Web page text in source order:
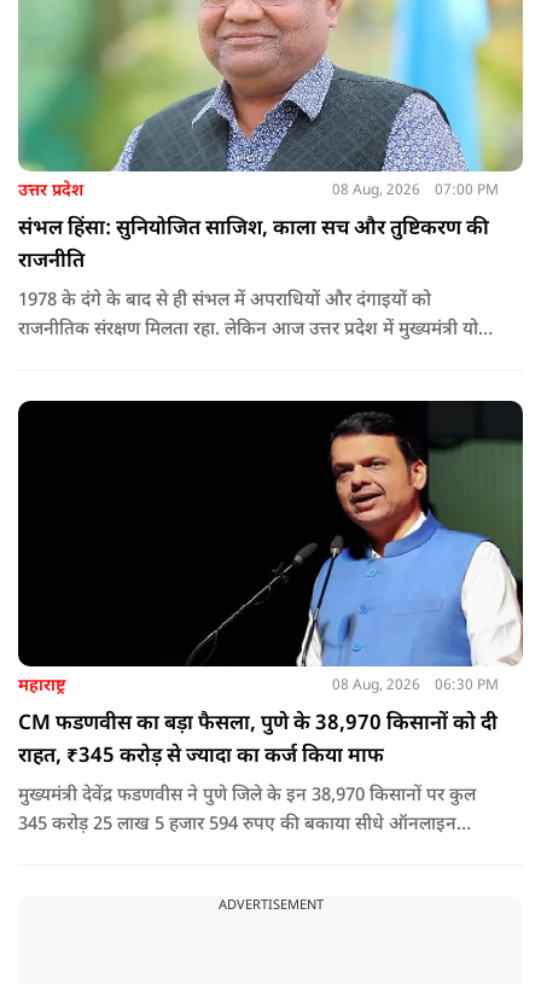
उत्तर प्रदेश 08 Aug, 2026 07:00 PM
संभल हिंसा: सुनियोजित साजिश, काला सच और तुष्टिकरण की
राजनीति
1978 के दंगे के बाद से ही संभल में अपराधियों और दंगाइयों को
राजनीतिक संरक्षण मिलता रहा. लेकिन आज उत्तर प्रदेश में मुख्यमंत्री योगी
नेता या सांसद क्यों न हो, यदि वह राज्य की शांति और सुरक्षा से खिलवाड़
महाराष्ट्र 08 Aug, 2026 06:30 PM
CM फडणवीस का बड़ा फैसला, पुणे के 38,970 किसानों को दी
राहत, ₹345 करोड़ से ज्यादा का कर्ज किया माफ
मुख्यमंत्री देवेंद्र फडणवीस ने पुणे जिले के इन 38,970 किसानों पर कुल
345 करोड़ 25 लाख 5 हजार 594 रुपए की बकाया सीधे ऑनलाइन
ADVERTISEMENT